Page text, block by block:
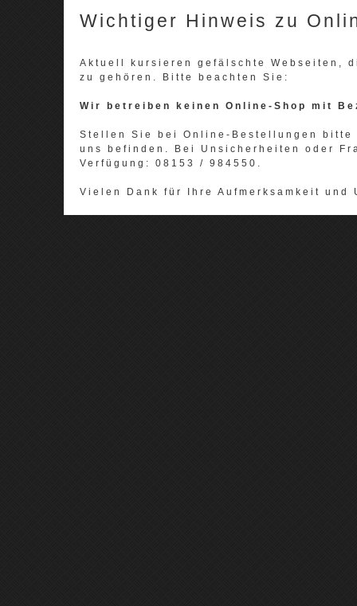
Wichtiger Hinweis zu
Aktuell kursieren gefälschte Webseiten,
zu gehören. Bitte beachten Sie:
Wir betreiben keinen Online-Shop mit
Stellen Sie bei Online-Bestellungen
uns befinden. Bei Unsicherheiten oder
Verfügung: 08153 / 984550.
Vielen Dank für Ihre Aufmerksamkeit und